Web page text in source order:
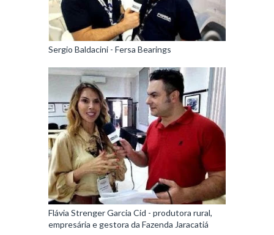
Sergio Baldacini - Fersa Bearings
Flávia Strenger Garcia Cid - produtora rural,
empresária e gestora da Fazenda Jaracatiá